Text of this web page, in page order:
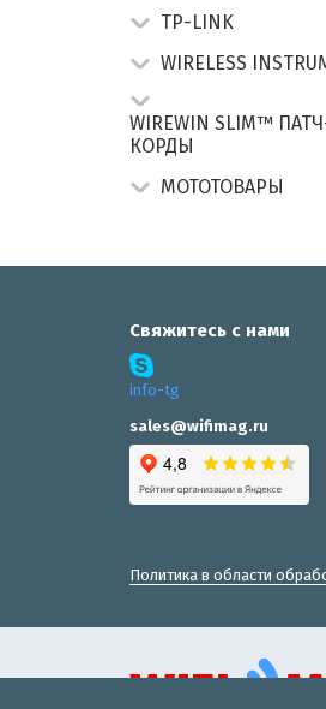
TP-LINK
WIRELESS
WIREWIN SLIM™
КОРДЫ
МОТОТОВАРЫ
Свяжитесь с нами
info-tg
sales@wifimag.ru
Политика в области